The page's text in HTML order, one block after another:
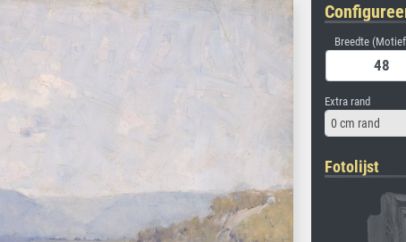
Breedte
Extra rand
0 cm rand
Fotolijst